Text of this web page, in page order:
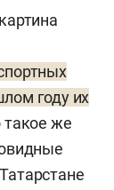
году их
же